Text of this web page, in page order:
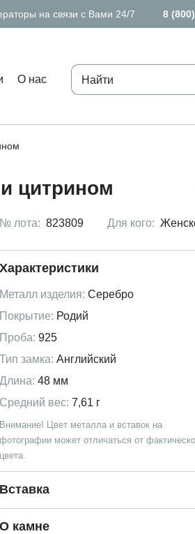
на связи с Вами 24/7 8
О нас
цитрином
№ лота: 823809 Для кого:
Характеристики
Металл изделия: Серебро
Покрытие: Родий
Проба: 925
Тип замка: Английский
Длина: 48 мм
Средний вес: 7,61 г
Внимание! Цвет металла и вставок на
фотографии может отличаться от
цвета.
Вставка
О камне